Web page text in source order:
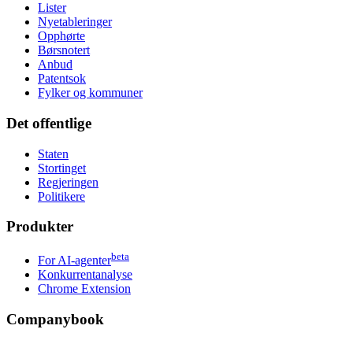
Lister
Nyetableringer
Opphørte
Børsnotert
Anbud
Patentsok
Fylker og kommuner
Det offentlige
Staten
Stortinget
Regjeringen
Politikere
Produkter
For AI-agenterbeta
Konkurrentanalyse
Chrome Extension
Companybook